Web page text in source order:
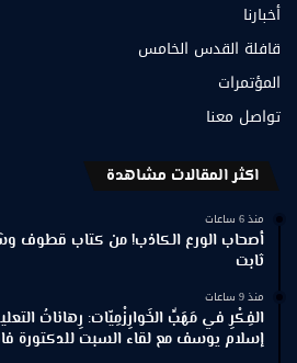
أخبارنا
قافلة القدس الخامس
المؤتمرات
تواصل معنا
اكثر المقالات مشاهدة
منذ 6 ساعات
أصحاب الورع الكاذب! من كتاب قطوف
ثابت
منذ 9 ساعات
الفِكْرِ في مَهَبِّ الخَوارِزْمِيّات: رِهاناتُ
إسلام يوسف مع لقاء السبت للدكتورة